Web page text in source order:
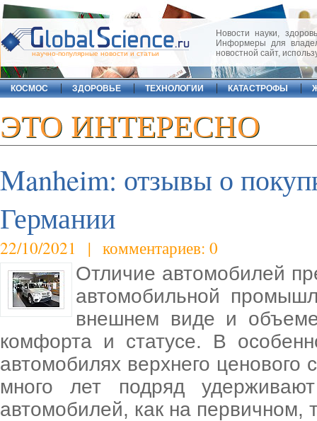
научно-популярные новости и статьи
Новости науки,
Информеры для
новостной сайт,
КОСМОС ЗДОРОВЬЕ ТЕХНОЛОГИИ КАТАСТРОФЫ
ЭТО ИНТЕРЕСНО
Manheim: отзывы о
Германии
22/10/2021 | комментариев: 0
Отличие автомобилей
автомобильной
внешнем виде и
комфорта и статусе. В
автомобилях верхнего
много лет подряд
автомобилей, как на первичном,